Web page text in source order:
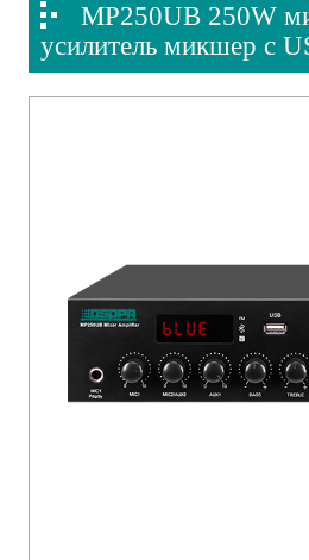
MP250UB 250W
усилитель микшер с